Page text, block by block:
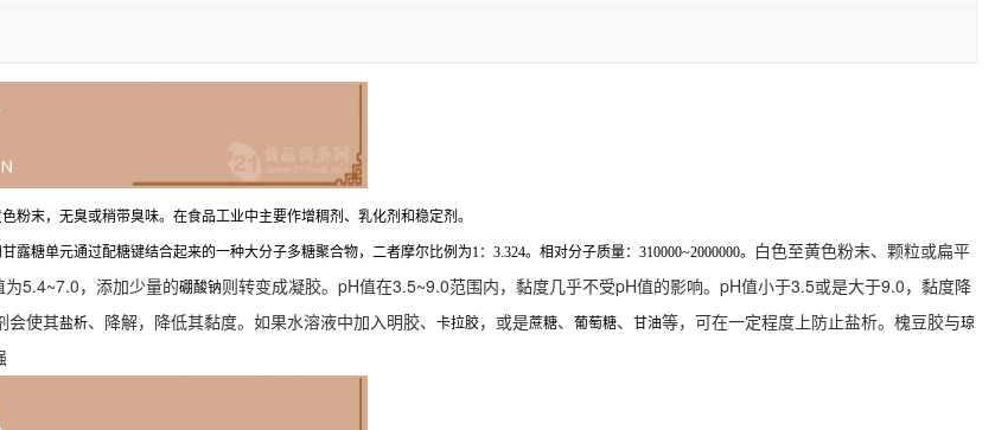
末，无臭或稍带臭味。在食品工业中主要作增稠剂、乳化剂和稳定剂。
糖单元通过配糖键结合起来的一种大分子多糖聚合物，二者摩尔比例为1：3.324。相对分子质量：310000~2000000。
白色至黄色粉末、颗粒或扁平
5.4~7.0，添加少量的硼酸钠则转变成凝胶。pH值在3.5~9.0范围内，黏度几乎不受pH值的影响。pH值小于3.5或是大于9.0，黏度降
会使其盐析、降解，降低其黏度。如果水溶液中加入明胶、 卡拉胶，或是蔗糖、 葡萄糖、 甘油等，可在一定程度上防止盐析。槐豆胶与琼